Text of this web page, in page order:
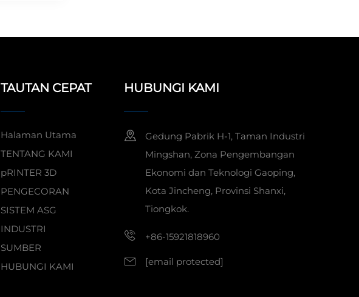
TAUTAN CEPAT
Halaman Utama
TENTANG KAMI
pRINTER 3D
PENGECORAN
SISTEM ASG
INDUSTRI
SUMBER
HUBUNGI KAMI
HUBUNGI KAMI
Gedung Pabrik H-1, Taman Industri
Mingshan, Zona Pengembangan
Ekonomi dan Teknologi Gaoping,
Kota Jincheng, Provinsi Shanxi,
Tiongkok.
+86-15921818960
[email protected]